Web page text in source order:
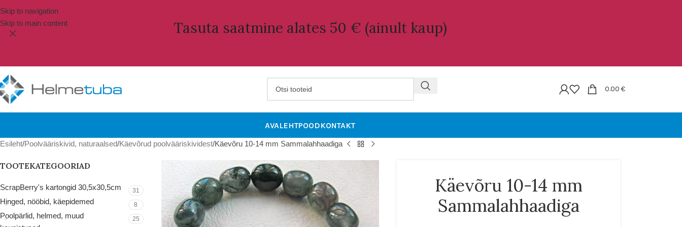
Skip to navigation
Skip to main content
Tasuta saatmine alates 50 € (ainult kaup)
0.00 €
AVALEHTPOODKONTAKT
Esileht Poolvääriskivid, naturaalsed Käevõrud poolvääriskividest Käevõru 10-14 mm Sammalahhaadiga
TOOTEKATEGOORIAD
ScrapBerry's kartongid 30,5x30,5cm 31
Hinged, nööbid, käepidemed 8
Poolpärlid, helmed, muud
25
Käevõru 10-14 mm
Sammalahhaadiga